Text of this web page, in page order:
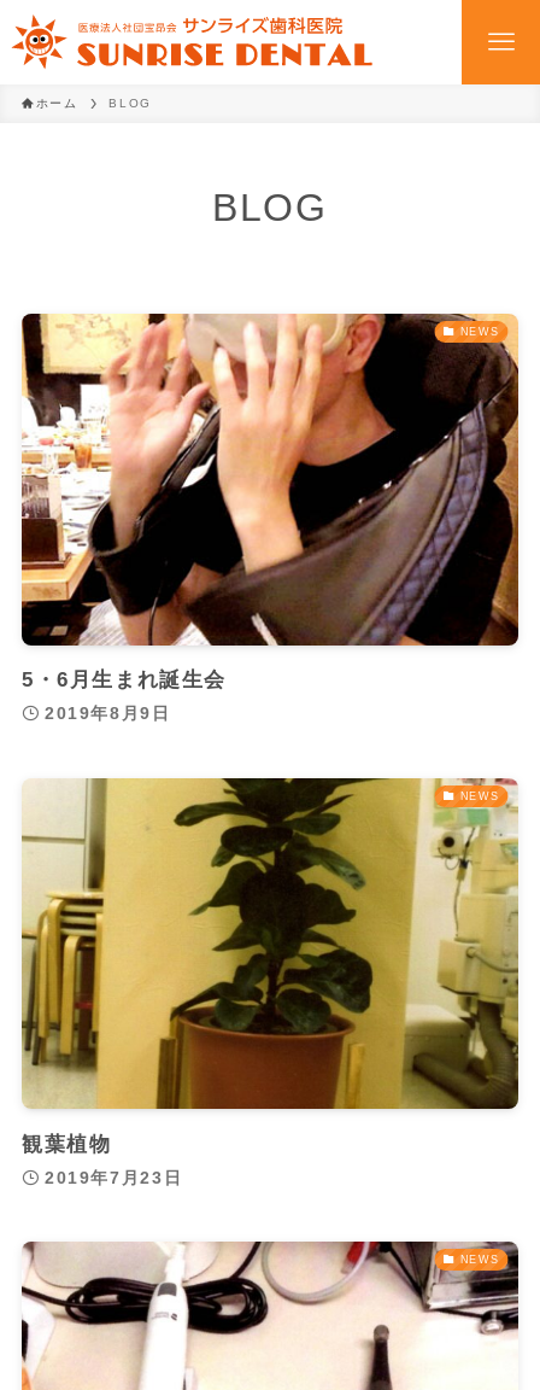
ホーム BLOG
BLOG
NEWS
5・6月生まれ誕生会
2019年8月9日
NEWS
観葉植物
2019年7月23日
NEWS